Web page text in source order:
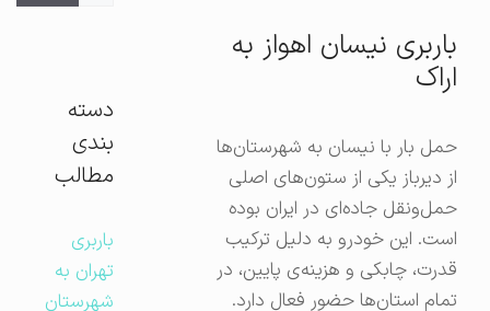
باربری نیسان اهواز به
اراک
حمل بار با نیسان به شهرستان‌ها
از دیرباز یکی از ستون‌های اصلی
حمل‌ونقل جاده‌ای در ایران بوده
است. این خودرو به دلیل ترکیب
قدرت، چابکی و هزینه‌ی پایین، در
تمام استان‌ها حضور فعال دارد.
دسته
بندی
مطالب
باربری
تهران به
شهرستان